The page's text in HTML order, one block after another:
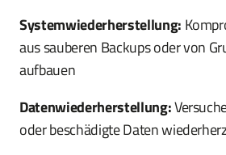
Systemwiederherstellung:
aus sauberen Backups oder von
aufbauen
Datenwiederherstellung:
oder beschädigte Daten